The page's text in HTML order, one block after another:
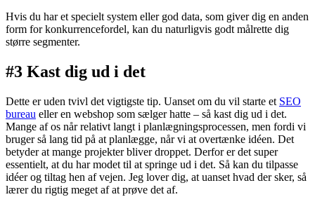
Hvis du har et specielt system eller god data, som giver dig en anden
form for konkurrencefordel, kan du naturligvis godt målrette dig
større segmenter.
#3 Kast dig ud i det
Dette er uden tvivl det vigtigste tip. Uanset om du vil starte et SEO
bureau eller en webshop som sælger hatte – så kast dig ud i det.
Mange af os når relativt langt i planlægningsprocessen, men fordi vi
bruger så lang tid på at planlægge, når vi at overtænke idéen. Det
betyder at mange projekter bliver droppet. Derfor er det super
essentielt, at du har modet til at springe ud i det. Så kan du tilpasse
idéer og tiltag hen af vejen. Jeg lover dig, at uanset hvad der sker, så
lærer du rigtig meget af at prøve det af.